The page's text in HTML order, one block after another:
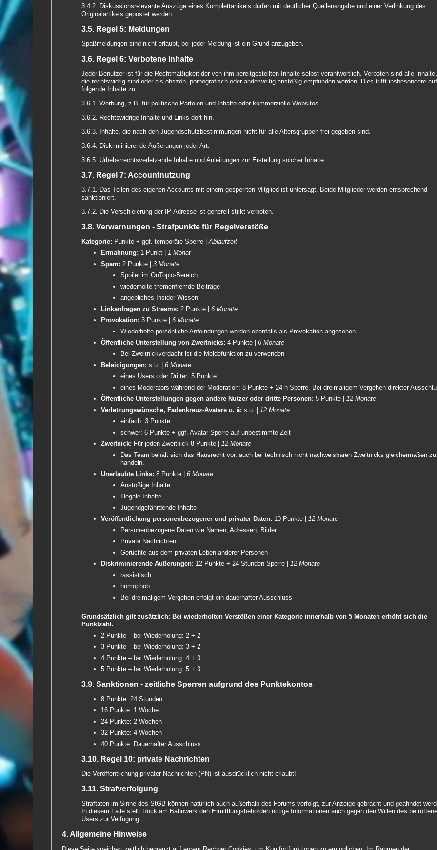
3.4.2. Diskussionsrelevante Auszüge eines Komplettartikels dürfen mit deutlicher Quellenangabe und einer Verlinkung des
Originalartikels gepostet werden.
3.5. Regel 5: Meldungen
Spaßmeldungen sind nicht erlaubt, bei jeder Meldung ist ein Grund anzugeben.
3.6. Regel 6: Verbotene Inhalte
Jeder Benutzer ist für die Rechtmäßigkeit der von ihm bereitgestellten Inhalte selbst verantwortlich. Verboten sind alle Inhalte,
die rechtswidrig sind oder als obszön, pornografisch oder anderweitig anstößig empfunden werden. Dies trifft insbesondere auf
folgende Inhalte zu:
3.6.1. Werbung, z.B. für politische Parteien und Inhalte oder kommerzielle Websites.
3.6.2. Rechtswidrige Inhalte und Links dort hin.
3.6.3. Inhalte, die nach den Jugendschutzbestimmungen nicht für alle Altersgruppen frei gegeben sind.
3.6.4. Diskriminierende Äußerungen jeder Art.
3.6.5. Urheberrechtsverletzende Inhalte und Anleitungen zur Erstellung solcher Inhalte.
3.7. Regel 7: Accountnutzung
3.7.1. Das Teilen des eigenen Accounts mit einem gesperrten Mitglied ist untersagt. Beide Mitglieder werden entsprechend
sanktioniert.
3.7.2. Die Verschleierung der IP-Adresse ist generell strikt verboten.
3.8. Verwarnungen - Strafpunkte für Regelverstöße
Kategorie: Punkte + ggf. temporäre Sperre |Ablaufzeit
Ermahnung: 1 Punkt |
1 Monat
Spam: 2 Punkte |3 Monate
Spoiler im OnTopic-Bereich
wiederholte themenfremde Beiträge
angebliches Insider-Wissen
Linkanfragen zu Streams: 2 Punkte |6 Monate
Provokation:3 Punkte |6 Monate
Wiederholte persönliche Anfeindungen werden ebenfalls als Provokation angesehen
Öffentliche Unterstellung von Zweitnicks:4 Punkte |6 Monate
Bei Zweitnickverdacht ist die Meldefunktion zu verwenden
Beleidigungen:s.u. |6 Monate
eines Users oder Dritter: 5 Punkte
eines Moderators während der Moderation: 8 Punkte + 24 h Sperre. Bei dreimaligem Vergehen direkter
Öffentliche Unterstellungen gegen andere Nutzer oder dritte Personen:5 Punkte |
12 Monate
Verletzungswünsche, Fadenkreuz-Avatare u. ä:s.u. |
12 Monate
einfach: 3 Punkte
schwer: 6 Punkte + ggf. Avatar-Sperre auf unbestimmte Zeit
Zweitnick: Für jeden Zweitnick 8 Punkte |
12 Monate
Das Team behält sich das Hausrecht vor, auch bei technisch nicht nachweisbaren Zweitnicks gleichermaßen zu
handeln.
Unerlaubte Links:8 Punkte |6 Monate
Anstößige Inhalte
Illegale Inhalte
Jugendgefährdende Inhalte
Veröffentlichung personenbezogener und privater Daten: 10 Punkte |
12 Monate
Personenbezogene Daten wie Namen, Adressen, Bilder
Private Nachrichten
Gerüchte aus dem privaten Leben anderer Personen
Diskriminierende Äußerungen: 12 Punkte + 24-Stunden-Sperre |
12 Monate
rassistisch
homophob
Bei dreimaligem Vergehen erfolgt ein dauerhafter Ausschluss
Grundsätzlich gilt zusätzlich: Bei wiederholten Verstößen einer Kategorie innerhalb von 5 Monaten erhöht sich die
Punktzahl.
2 Punkte – bei Wiederholung: 2 + 2
3 Punkte – bei Wiederholung: 3 + 2
4 Punkte – bei Wiederholung: 4 + 3
5 Punkte – bei Wiederholung: 5 + 3
3.9. Sanktionen - zeitliche Sperren aufgrund des Punktekontos
8 Punkte: 24 Stunden
16 Punkte: 1 Woche
24 Punkte: 2 Wochen
32 Punkte: 4 Wochen
40 Punkte: Dauerhafter Ausschluss
3.10. Regel 10: private Nachrichten
Die Veröffentlichung privater Nachrichten (PN) ist ausdrücklich nicht erlaubt!
3.11. Strafverfolgung
Straftaten im Sinne des StGB können natürlich auch außerhalb des Forums verfolgt, zur Anzeige gebracht und geahndet
In diesem Falle stellt Rock am Bahnwerk den Ermittlungsbehörden nötige Informationen auch gegen den Willen des
Users zur Verfügung.
4. Allgemeine Hinweise